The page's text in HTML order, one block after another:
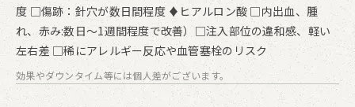
度 □傷跡：針穴が数日間程度 ♦ヒアルロン酸 □内出血、腫
れ、赤み:数日〜1週間程度で改善）□注入部位の違和感、軽い
左右差 □稀にアレルギー反応や血管塞栓のリスク
効果やダウンタイム等には個人差がございます。